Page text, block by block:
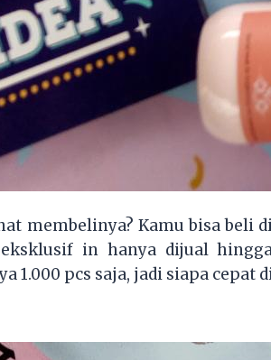
membelinya? Kamu bisa beli
in hanya dijual
1.000 pcs saja, jadi siapa cepat